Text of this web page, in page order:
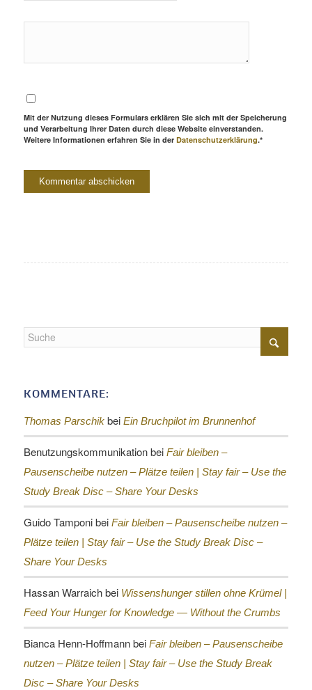
Mit der Nutzung dieses Formulars erklären Sie sich mit der Speicherung
und Verarbeitung Ihrer Daten durch diese Website einverstanden.
Weitere Informationen erfahren Sie in der Datenschutzerklärung.*
KOMMENTARE:
Thomas Parschikbei Ein Bruchpilot im Brunnenhof
Benutzungskommunikationbei Fair bleiben –
Pausenscheibe nutzen – Plätze teilen | Stay fair – Use the
Study Break Disc – Share Your Desks
Guido Tamponibei Fair bleiben – Pausenscheibe nutzen –
Plätze teilen | Stay fair – Use the Study Break Disc –
Share Your Desks
Hassan Warraichbei Wissenshunger stillen ohne Krümel |
Feed Your Hunger for Knowledge — Without the Crumbs
Bianca Henn-Hoffmannbei Fair bleiben – Pausenscheibe
nutzen – Plätze teilen | Stay fair – Use the Study Break
Disc – Share Your Desks